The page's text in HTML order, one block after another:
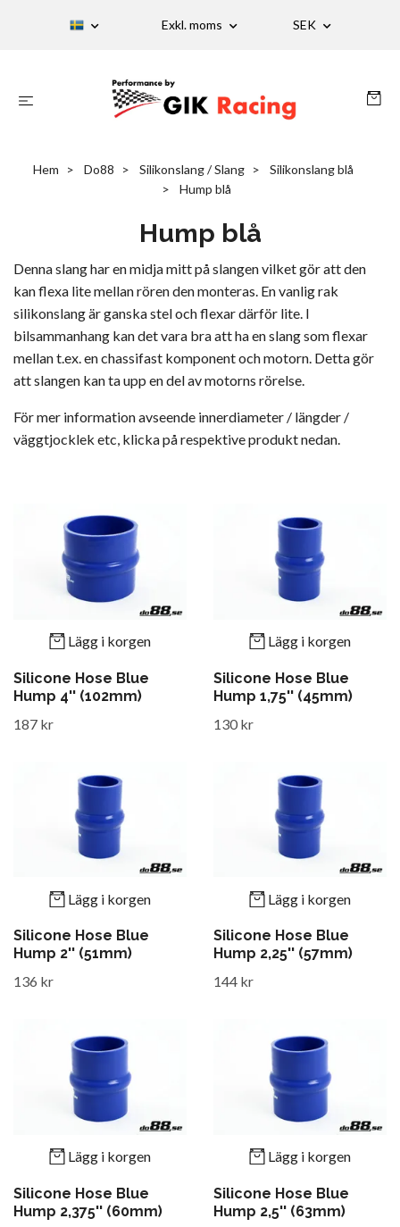
Exkl. moms SEK
Hem Do88 Silikonslang / Slang
Silikonslang blå
Hump blå
Hump blå
Denna slang har en midja mitt på slangen vilket gör att den
kan flexa lite mellan rören den monteras. En vanlig rak
silikonslang är ganska stel och flexar därför lite. I
bilsammanhang kan det vara bra att ha en slang som flexar
mellan t.ex. en chassifast komponent och motorn. Detta gör
att slangen kan ta upp en del av motorns rörelse.
För mer information avseende innerdiameter / längder /
väggtjocklek etc, klicka på respektive produkt nedan.
Lägg i korgen
Silicone Hose Blue
Hump 4'' (102mm)
187 kr
Lägg i korgen
Silicone Hose Blue
Hump 1,75'' (45mm)
130 kr
Lägg i korgen
Silicone Hose Blue
Hump 2'' (51mm)
136 kr
Lägg i korgen
Silicone Hose Blue
Hump 2,25'' (57mm)
144 kr
Lägg i korgen
Silicone Hose Blue
Hump 2,375'' (60mm)
Lägg i korgen
Silicone Hose Blue
Hump 2,5'' (63mm)